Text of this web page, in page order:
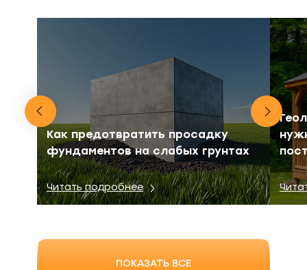
Как предотвратить просадку
фундаментов на слабых грунтах
Читать подробнее
ПОКАЗАТЬ ВСЕ